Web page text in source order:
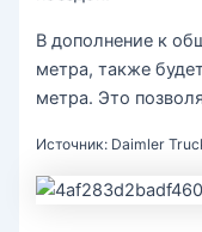
В дополнение к
метра, также
метра. Это
Источник: Daimler